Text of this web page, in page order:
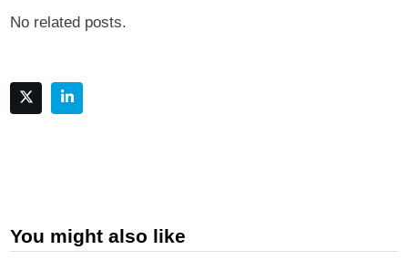
No related posts.
You might also like